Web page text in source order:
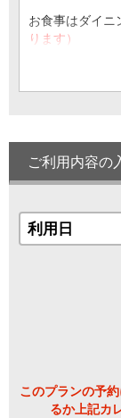
お食事はダイニ
ります）
【結納・法要
ご利用内容の
利用日
このプランの予
るか上記カ